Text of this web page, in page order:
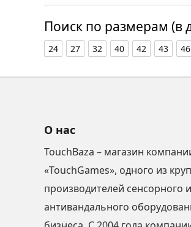
Поиск по размерам (в
24 27 32 40 42 43 46
О нас
TouchBaza – магазин
«TouchGames», одного из
производителей сенсорного и
антивандального